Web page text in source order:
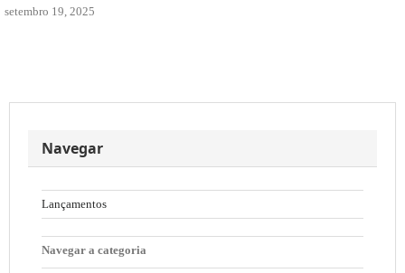
setembro 19, 2025
Navegar
Lançamentos
Navegar a categoria